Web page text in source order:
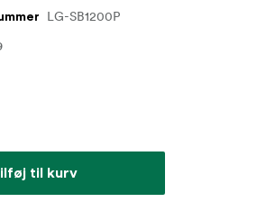
LG-SB1200P
til kurv